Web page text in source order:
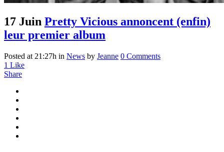
17 Juin Pretty Vicious annoncent (enfin)
leur premier album
Posted at 21:27h in News by Jeanne 0 Comments
1 Like
Share